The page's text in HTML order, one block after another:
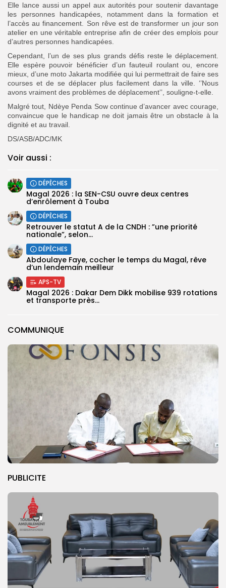
COMMUNIQUE
PUBLICITE
Elle lance aussi un appel aux autorités pour soutenir davantage
les personnes handicapées, notamment dans la formation et
l’accès au financement. Son rêve est de transformer un jour son
atelier en une véritable entreprise afin de créer des emplois pour
d’autres personnes handicapées.
Cependant, l’un de ses plus grands défis reste le déplacement.
Elle espère pouvoir bénéficier d’un fauteuil roulant ou, encore
mieux, d’une moto Jakarta modifiée qui lui permettrait de faire ses
courses et de se déplacer plus facilement dans la ville. ‘’Nous
avons vraiment des problèmes de déplacement’’, souligne-t-elle.
Malgré tout, Ndèye Penda Sow continue d’avancer avec courage,
convaincue que le handicap ne doit jamais être un obstacle à la
dignité et au travail.
DS/ASB/ADC/MK
Voir aussi :
DÉPÊCHES
Magal 2026 : la SEN-CSU ouvre deux centres
d’enrôlement à Touba
DÉPÊCHES
Retrouver le statut A de la CNDH : ”une priorité
nationale”, selon...
DÉPÊCHES
Abdoulaye Faye, cocher le temps du Magal, rêve
d’un lendemain meilleur
APS-TV
Magal 2026 : Dakar Dem Dikk mobilise 939 rotations
et transporte près...